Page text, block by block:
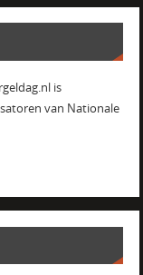
is
van Nationale